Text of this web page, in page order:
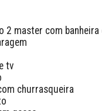
2 master com
tv
churrasqueira